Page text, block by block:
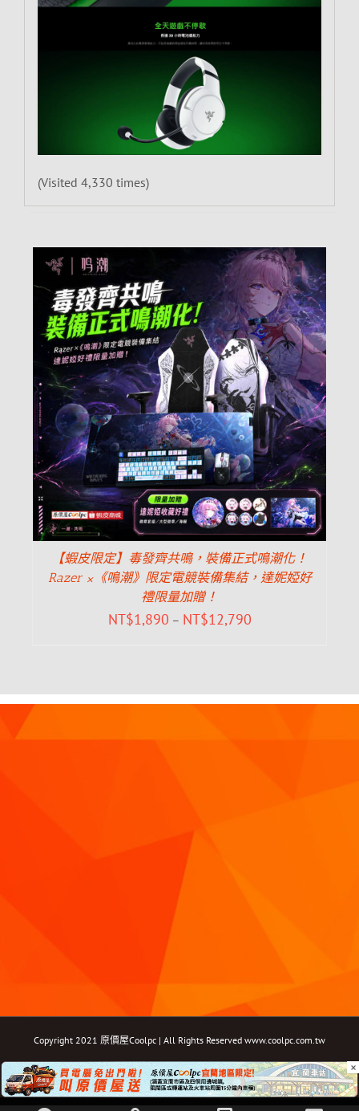
(Visited 4,330 times)
【蝦皮限定】毒發齊共鳴，裝備正式鳴潮化！
Razer ×《鳴潮》限定電競裝備集結，達妮婭好
禮限量加贈！
NT$1,890 – NT$12,790
Copyright 2021 原價屋Coolpc | All Rights Reserved www.coolpc.com.tw
FacebookInstagramYouTubeTwitterEmail: ×